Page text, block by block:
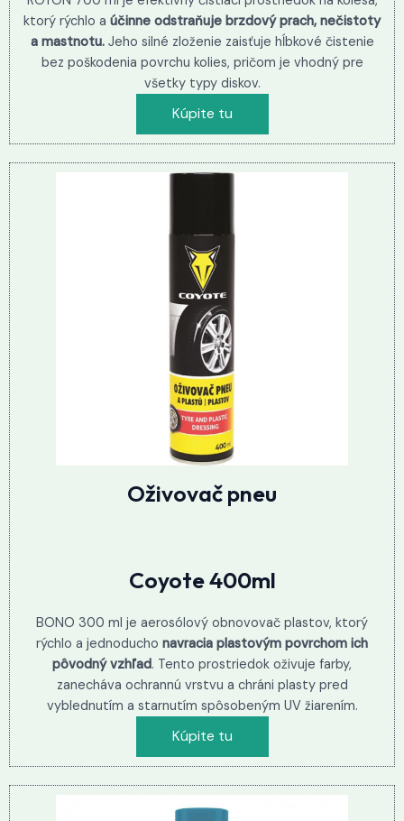
ktorý rýchlo a účinne odstraňuje brzdový prach, nečistoty
a mastnotu.Jeho silné zloženie zaisťuje hĺbkové čistenie
bez poškodenia povrchu kolies, pričom je vhodný pre
všetky typy diskov.
Kúpite tu
Oživovač pneu
Coyote 400ml
BONO 300 ml je aerosólový obnovovač plastov, ktorý
rýchlo a jednoducho navracia plastovým povrchom ich
pôvodný vzhľad. Tento prostriedok oživuje farby,
zanecháva ochrannú vrstvu a chráni plasty pred
vyblednutím a starnutím spôsobeným UV žiarením.
Kúpite tu